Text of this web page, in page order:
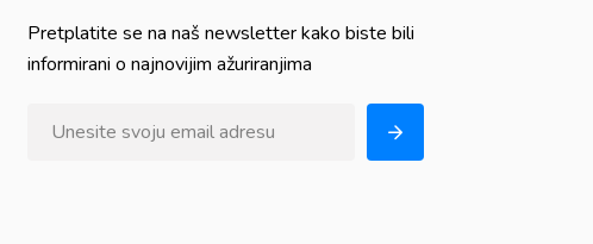
Pretplatite se na naš newsletter kako biste bili
informirani o najnovijim ažuriranjima